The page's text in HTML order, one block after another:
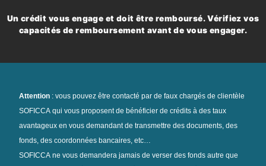
Un crédit vous engage et doit être remboursé. Vérifiez vos
capacités de remboursement avant de vous engager.
Attention : vous pouvez être contacté par de faux chargés de clientèle
SOFICCA qui vous proposent de bénéficier de crédits à des taux
avantageux en vous demandant de transmettre des documents, des
fonds, des coordonnées bancaires, etc…
SOFICCA ne vous demandera jamais de verser des fonds autre que